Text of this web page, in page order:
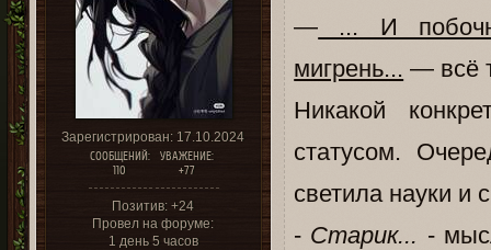
Зарегистрирован: 17.10.2024
СООБЩЕНИЙ:
110
УВАЖЕНИЕ:
+77
Позитив: +24
Провел на форуме:
1 день 5 часов
— ... И
мигрень... — всё
Никакой
статусом.
светила науки и
- Старик... -